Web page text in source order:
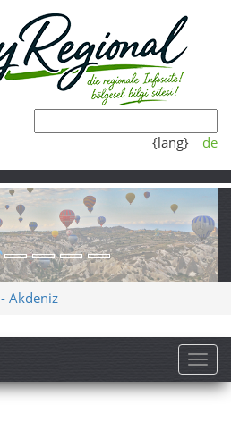
{lang} de
- Akdeniz